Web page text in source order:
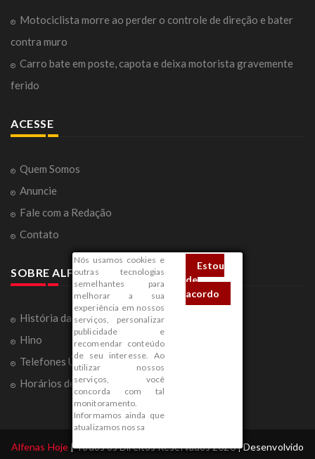
Nós usamos cookies e
outras tecnologias
semelhantes para
melhorar a sua
experiência em nossos
serviços, personalizar
publicidade e
recomendar conteúdo
de seu interesse. Ao
utilizar nossos
serviços, você
concorda com tal
monitoramento.
Informamos ainda que
atualizamos nossa
Estou
de
acordo
Motociclista morre ao perder o controle de direção e bater
contra muro
Carro bate em poste, capota e deixa motorista gravemente
ferido
ACESSE
Quem Somos
Anuncie
Fale com a Redação
Contato
SOBRE ALFENAS
História da Cidade
Hino
Telefones Úteis
Horários de Ônibus
Alfenas Hoje | Todos os Direitos Reservados 2026 | Desenvolvido